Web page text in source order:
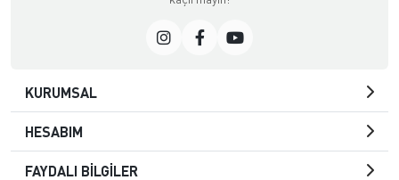
KURUMSAL
HESABIM
FAYDALI BİLGİLER